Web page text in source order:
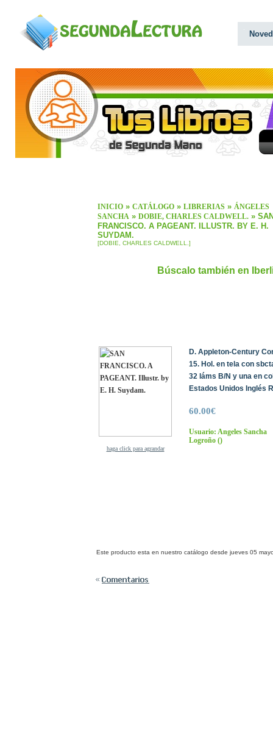
INICIO » CATÁLOGO » LIBRERIAS » ÁNGELES
SANCHA » DOBIE, CHARLES CALDWELL. »
FRANCISCO. A PAGEANT. ILLUSTR. BY E. H.
SUYDAM.
[DOBIE, CHARLES CALDWELL.]
Búscalo también en
haga click para agrandar
D. Appleton-Century
15. Hol. en tela con
32 láms B/N y una en
Estados Unidos Inglés
60.00€
Usuario: Angeles Sancha
Logroño ()
Este producto esta en nuestro catálogo desde jueves 05